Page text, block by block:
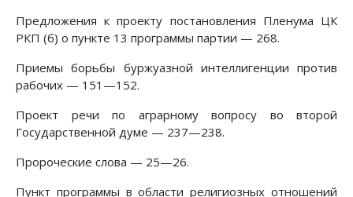
Предложения к проекту постановления Пленума ЦК
РКП (б) о пункте 13 программы партии — 268.
Приемы борьбы буржуазной интеллигенции против
рабочих — 151—152.
Проект речи по аграрному вопросу во второй
Государственной думе — 237—238.
Пророческие слова — 25—26.
Пункт программы в области религиозных отношений